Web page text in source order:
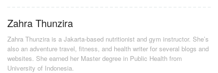
Zahra Thunzira
Zahra Thunzira is a Jakarta-based nutritionist and gym instructor. She’s
also an adventure travel, fitness, and health writer for several blogs and
websites. She earned her Master degree in Public Health from
University of Indonesia.